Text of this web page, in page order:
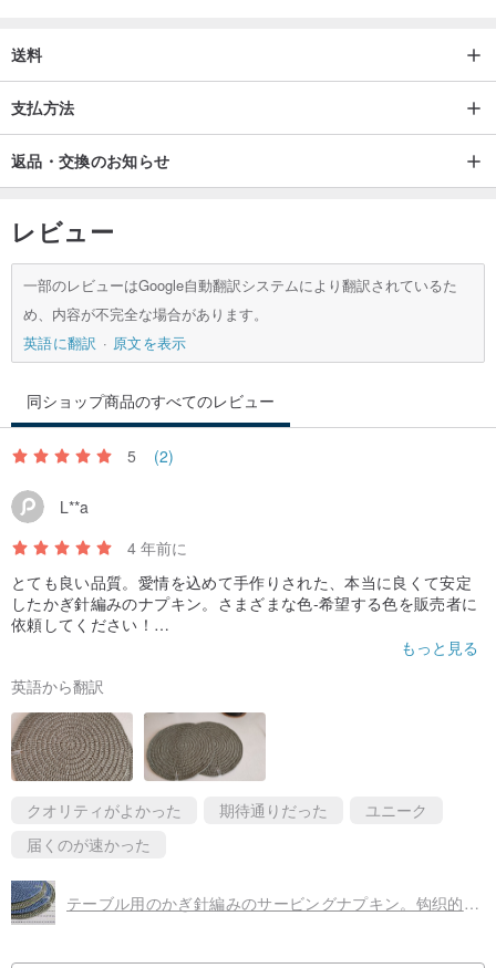
送料
支払方法
返品・交換のお知らせ
レビュー
一部のレビューはGoogle自動翻訳システムにより翻訳されているた
め、内容が不完全な場合があります。
英語に翻訳
原文を表示
同ショップ商品のすべてのレビュー
5 (2)
L**a
4 年前に
とても良い品質。愛情を込めて手作りされた、本当に良くて安定
したかぎ針編みのナプキン。さまざまな色-希望する色を販売者に
依頼してください！
テーブルアクセサリーとして優れており、ヴィンテージセラミッ
けでなく、日常生活にも最適です。あらゆるヴィンテージ食器の
素晴らしい仲間。
売り手はさまざまな配達オプションを提供しています、dについて
尋ねてください
あなたの国への利用可能な配達方法。
もっと見る
英語から翻訳
クオリティがよかった 期待通りだった
ユニーク
届くのが速かった
テーブル用のかぎ針編みのサービングナプキン。钩织的餐巾纸用在餐桌。